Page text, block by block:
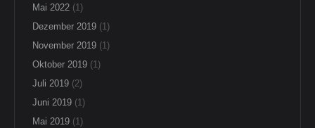
Mai 2022 (1)
Dezember 2019 (1)
November 2019 (1)
Oktober 2019 (1)
Juli 2019 (2)
Juni 2019 (1)
Mai 2019 (1)